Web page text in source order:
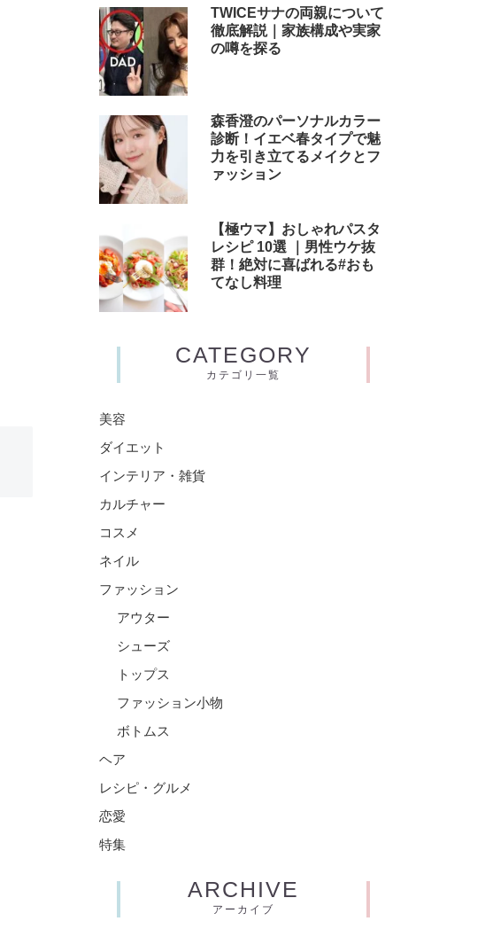
TWICEサナの両親について
徹底解説｜家族構成や実家
の噂を探る
森香澄のパーソナルカラー
診断！イエベ春タイプで魅
力を引き立てるメイクとフ
ァッション
【極ウマ】おしゃれパスタ
レシピ 10選 ｜男性ウケ抜
群！絶対に喜ばれる#おも
てなし料理
CATEGORY
カテゴリ一覧
美容
ダイエット
インテリア・雑貨
カルチャー
コスメ
ネイル
ファッション
アウター
シューズ
トップス
ファッション小物
ボトムス
ヘア
レシピ・グルメ
恋愛
特集
ARCHIVE
アーカイブ